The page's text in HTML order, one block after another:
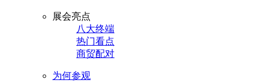
展会亮点
八大终端
热门看点
商贸配对
为何参观